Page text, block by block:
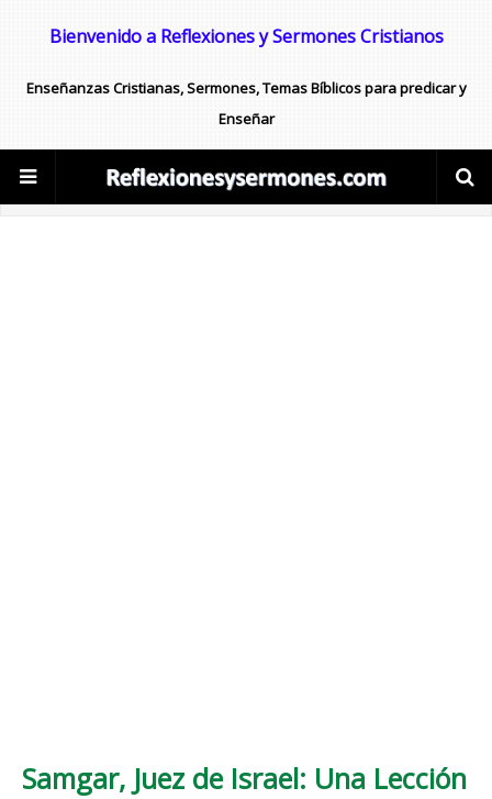
Bienvenido a Reflexiones y Sermones Cristianos
Enseñanzas Cristianas, Sermones, Temas Bíblicos para predicar y
Enseñar
Samgar, Juez de Israel: Una Lección